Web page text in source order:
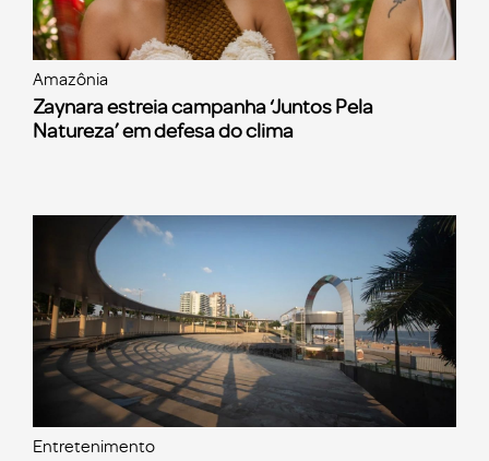
Amazônia
Zaynara estreia campanha ‘Juntos Pela
Natureza’ em defesa do clima
Entretenimento